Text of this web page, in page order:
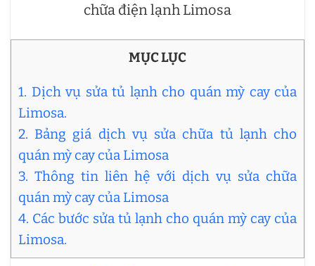
chữa điện lạnh Limosa
MỤC LỤC
1. Dịch vụ sửa tủ lạnh cho quán mỳ cay của
Limosa.
2. Bảng giá dịch vụ sửa chữa tủ lạnh cho
quán mỳ cay của Limosa
3. Thông tin liên hệ với dịch vụ sửa chữa
quán mỳ cay của Limosa
4. Các bước sửa tủ lạnh cho quán mỳ cay của
Limosa.